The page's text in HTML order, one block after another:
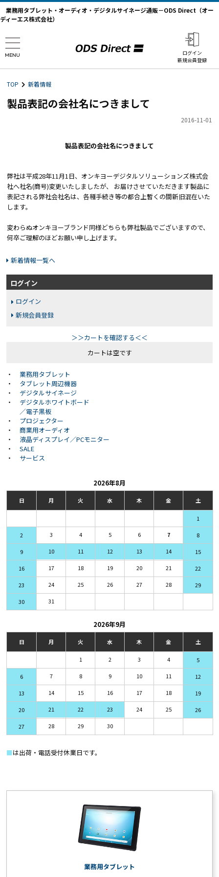
業務用タブレット・オーディオ・デジタルサイネージ通販－ODS Direct（オー
ディーエス株式会社）
MENU
ログイン
新規会員登録
TOP 新着情報
製品表記の会社名につきまして
2016-11-01
製品表記の会社名につきまして
弊社は平成28年11月1日、オンキヨーデジタルソリューションズ株式会
社へ社名(商号)変更いたしましたが、 お届けさせていただきます製品に
表記される弊社会社名は、各種手続き等の都合上暫くの間新旧混在いた
します。
変わらぬオンキヨーブランド同様どちらも弊社製品でございますので、
何卒ご理解のほどお願い申し上げます。
新着情報一覧へ
ログイン
ログイン
新規会員登録
＞＞カートを確認する＜＜
カートは空です
・
業務用タブレット
・
タブレット周辺機器
・
デジタルサイネージ
・
デジタルホワイトボード
／電子黒板
・
プロジェクター
・
商業用オーディオ
・
液晶ディスプレイ／PCモニター
・
SALE
・
サービス
2026年8月
日 月 火 水 木 金 土
1
2 3 4 5 6 7 8
9 10 11 12 13 14 15
16 17 18 19 20 21 22
23 24 25 26 27 28 29
30 31
2026年9月
日 月 火 水 木 金 土
1 2 3 4 5
6 7 8 9 10 11 12
13 14 15 16 17 18 19
20 21 22 23 24 25 26
27 28 29 30
■は出荷・電話受付休業日です。
業務用タブレット